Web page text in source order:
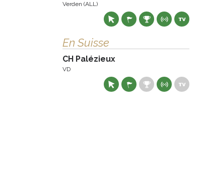
Verden (ALL)
En Suisse
CH Palézieux
VD